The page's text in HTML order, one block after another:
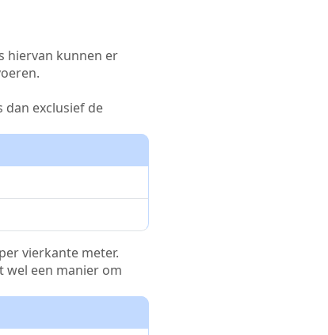
hiervan kunnen er
exclusief de
vierkante meter.
wel een manier om